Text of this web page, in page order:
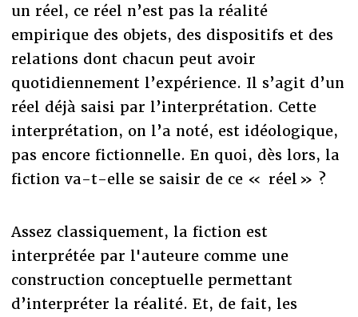
un réel, ce réel n’est pas la réalité
empirique des objets, des dispositifs et des
relations dont chacun peut avoir
quotidiennement l’expérience. Il s’agit d’un
réel déjà saisi par l’interprétation. Cette
interprétation, on l’a noté, est idéologique,
pas encore fictionnelle. En quoi, dès lors, la
fiction va-t-elle se saisir de ce « réel » ?
Assez classiquement, la fiction est
interprétée par l'auteure comme une
construction conceptuelle permettant
d’interpréter la réalité. Et, de fait, les